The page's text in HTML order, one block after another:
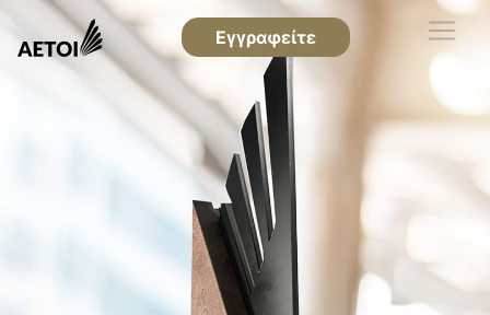
Εγγραφείτε